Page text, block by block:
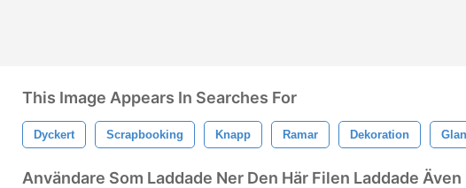
This Image Appears In Searches For
Dyckert Scrapbooking Knapp Ramar Dekoration
Användare Som Laddade Ner Den Här Filen Laddade Även